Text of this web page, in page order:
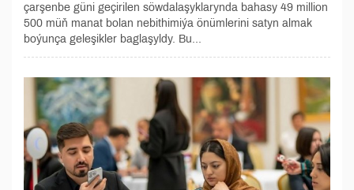
çarşenbe güni geçirilen söwdalaşyklarynda bahasy 49 million
500 müň manat bolan nebithimiýa önümlerini satyn almak
boýunça geleşikler baglaşyldy. Bu...